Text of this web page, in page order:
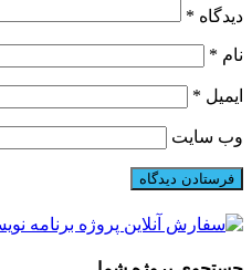
دیدگاه *
نام *
ایمیل *
وب‌ سایت